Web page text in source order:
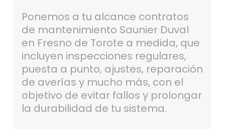
Ponemos a tu alcance contratos
de mantenimiento Saunier Duval
en Fresno de Torote a medida, que
incluyen inspecciones regulares,
puesta a punto, ajustes, reparación
de averías y mucho más, con el
objetivo de evitar fallos y prolongar
la durabilidad de tu sistema.